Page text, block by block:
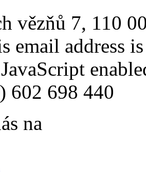
vězňů 7, 110
email address
602 698 440
na